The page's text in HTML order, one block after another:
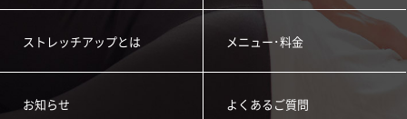
ストレッチアップとは メニュー･料金
お知らせ よくあるご質問